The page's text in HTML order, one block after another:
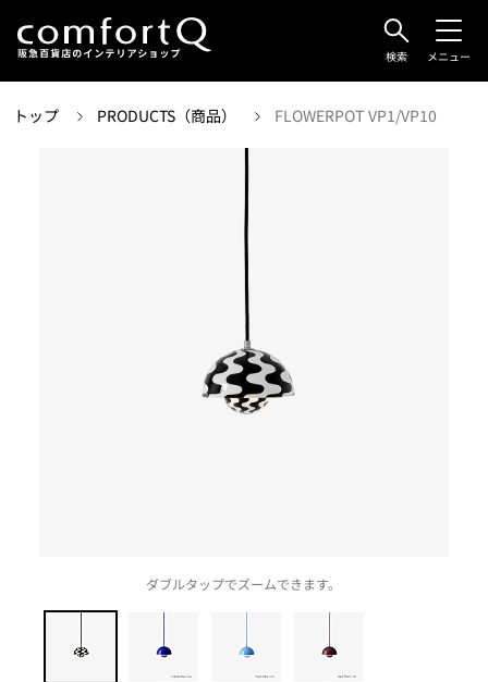
検索 メニュー
トップ PRODUCTS（商品） FLOWERPOT VP1/VP10
ダブルタップでズームできます。